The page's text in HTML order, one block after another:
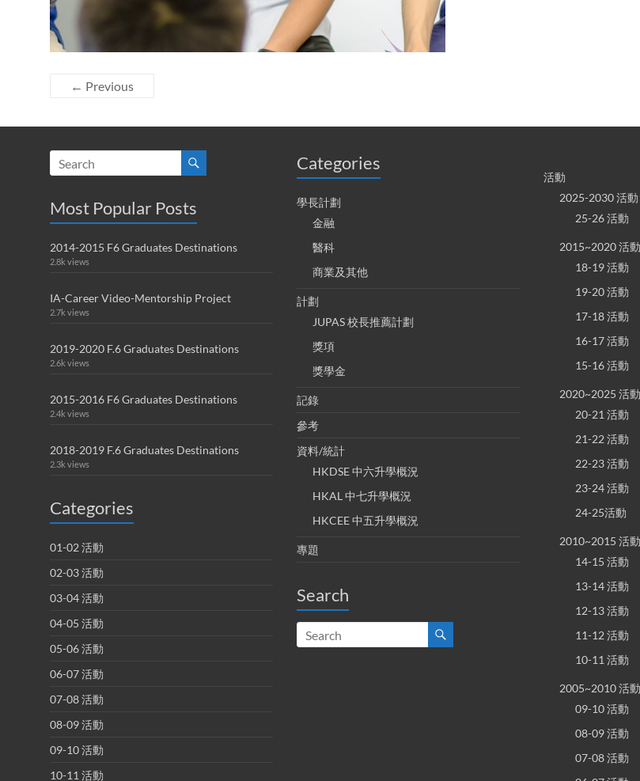
← Previous
Most Popular Posts
2014-2015 F6 Graduates Destinations
2.8k views
IA-Career Video-Mentorship Project
2.7k views
2019-2020 F.6 Graduates Destinations
2.6k views
2015-2016 F6 Graduates Destinations
2.4k views
2018-2019 F.6 Graduates Destinations
2.3k views
Categories
01-02 活動
02-03 活動
03-04 活動
04-05 活動
05-06 活動
06-07 活動
07-08 活動
08-09 活動
09-10 活動
10-11 活動
Categories
學長計劃
金融
醫科
商業及其他
計劃
JUPAS 校長推薦計劃
獎項
獎學金
記錄
參考
資料/統計
HKDSE 中六升學概況
HKAL 中七升學概況
HKCEE 中五升學概況
專題
Search
活動
2025-2030 活動
25-26 活動
2015~2020 活動
18-19 活動
19-20 活動
17-18 活動
16-17 活動
15-16 活動
2020~2025 活動
20-21 活動
21-22 活動
22-23 活動
23-24 活動
24-25活動
2010~2015 活動
14-15 活動
13-14 活動
12-13 活動
11-12 活動
10-11 活動
2005~2010 活動
09-10 活動
08-09 活動
07-08 活動